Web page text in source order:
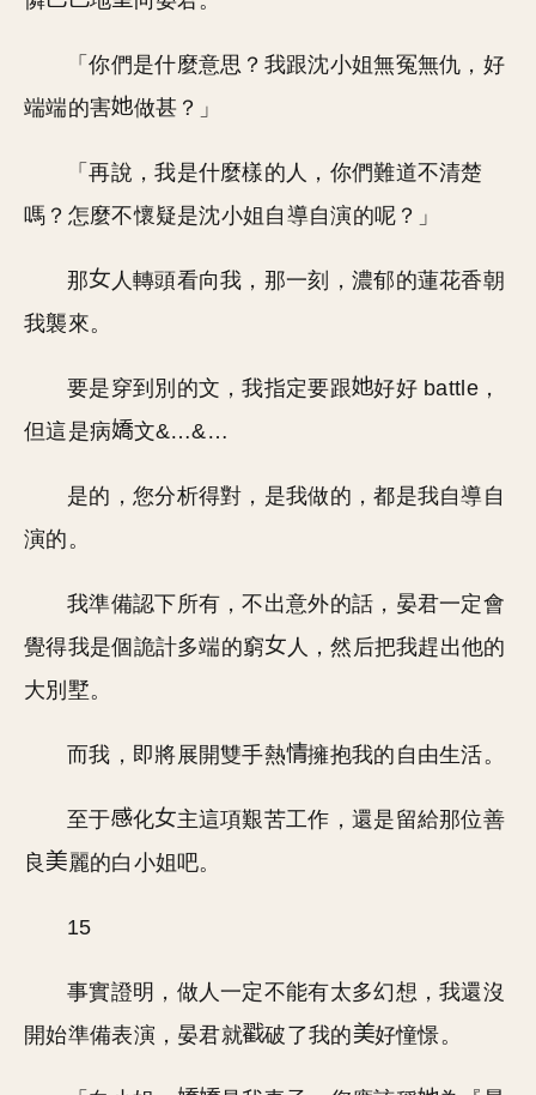
「你們是什麼意思？我跟沈小姐無冤無仇，好
端端的害
做甚？」
「再說，我是什麼樣的人，你們難道不清楚
嗎？怎麼不懷疑是沈小姐自導自演的呢？」
那
人轉頭看向我，那一刻，濃郁的蓮花香朝
我襲來。
要是穿到別的文，我指定要跟
好好 battle，
但這是病
文&…&…
是的，您分析得對，是我做的，都是我自導自
演的。
我準備認下所有，不出意外的話，晏君一定會
覺得我是個詭計多端的窮
人，然后把我趕出他的
大別墅。
而我，即將展開雙手熱 擁抱我的自由生活。
至于 化
主這項艱苦工作，還是留給那位善
良
麗的白小姐吧。
15
事實證明，做人一定不能有太多幻想，我還沒
開始準備表演，晏君就
破了我的 好憧憬。